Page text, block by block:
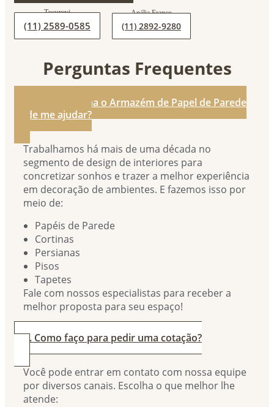
(11) 2589-0585 (11) 2892-9280
Perguntas Frequentes
1. De que forma o Armazém de Papel de Parede
pode me ajudar?
Trabalhamos há mais de uma década no
segmento de design de interiores para
concretizar sonhos e trazer a melhor experiência
em decoração de ambientes. E fazemos isso por
meio de:
Papéis de Parede
Cortinas
Persianas
Pisos
Tapetes
Fale com nossos especialistas para receber a
melhor proposta para seu espaço!
2. Como faço para pedir uma cotação?
Você pode entrar em contato com nossa equipe
por diversos canais. Escolha o que melhor lhe
atende: